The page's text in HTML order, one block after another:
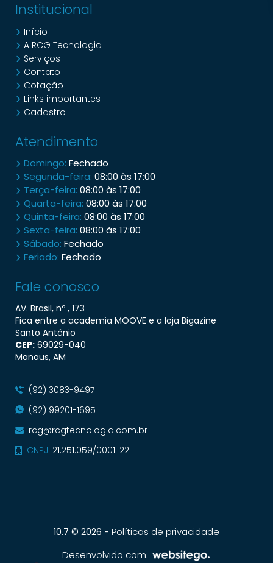
Institucional
Início
A RCG Tecnologia
Serviços
Contato
Cotação
Links importantes
Cadastro
Atendimento
Domingo: Fechado
Segunda-feira: 08:00 às 17:00
Terça-feira: 08:00 às 17:00
Quarta-feira: 08:00 às 17:00
Quinta-feira: 08:00 às 17:00
Sexta-feira: 08:00 às 17:00
Sábado: Fechado
Feriado: Fechado
Fale conosco
AV. Brasil, nº , 173
Fica entre a academia MOOVE e a loja Bigazine
Santo Antônio
CEP: 69029​-040
Manaus, AM
(92) 3083-9497
(92) 99201-1695
rcg@rcgtecnologia.com.br
CNPJ: 21.251.059/0001-22
10.7 © 2026 - Políticas de privacidade
Desenvolvido com: